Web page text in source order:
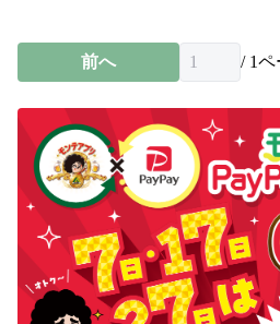
前へ / 1ペ